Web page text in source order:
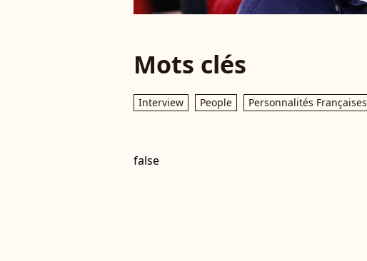
Mots clés
Interview People Personnalités Françaises
false